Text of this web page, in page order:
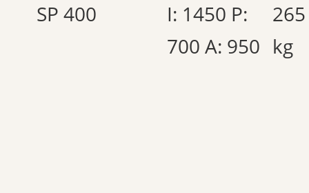
SP 400
I: 1450 P:
700 A: 950
265
kg